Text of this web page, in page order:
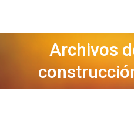
Archivos